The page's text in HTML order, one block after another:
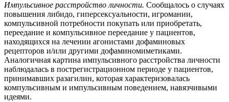
Импульсивное расстройство личности. Сообщалось о случаях
повышения либидо, гиперсексуальности, игромании,
компульсивной потребности покупать или приобретать,
переедание и компульсивное переедание у пациентов,
находящихся на лечении агонистами дофаминовых
рецепторов и/или другими дофаминомиметиками.
Аналогичная картина импульсивного расстройства личности
наблюдалась в пострегистрационном периоде у пациентов,
принимавших разагилин, которая характеризовалась
компульсивным и импульсивным поведением, навязчивыми
идеями.